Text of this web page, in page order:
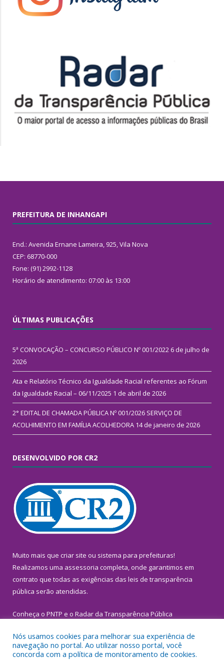
PREFEITURA DE INHANGAPI
End.: Avenida Ernane Lameira, 925, Vila Nova
CEP: 68770-000
Fone: (91) 2992-1128
Horário de atendimento: 07:00 às 13:00
ÚLTIMAS PUBLICAÇÕES
5ª CONVOCAÇÃO – CONCURSO PÚBLICO Nº 001/2022 6 de julho de
2026
Ata e Relatório Técnico da Igualdade Racial referentes ao Fórum
da Igualdade Racial – 06/11/2025 1 de abril de 2026
2° EDITAL DE CHAMADA PÚBLICA Nº 001/2026 SERVIÇO DE
ACOLHIMENTO EM FAMÍLIA ACOLHEDORA 14 de janeiro de 2026
DESENVOLVIDO POR CR2
Muito mais que criar site ou sistema para prefeituras!
Realizamos uma assessoria completa, onde garantimos em
contrato que todas as exigências das leis de transparência
pública serão atendidas.
Conheça o PNTP e o Radar da Transparência Pública
Nós usamos cookies para melhorar sua experiência de
navegação no portal. Ao utilizar nosso portal, você
concorda com a política de monitoramento de cookies.